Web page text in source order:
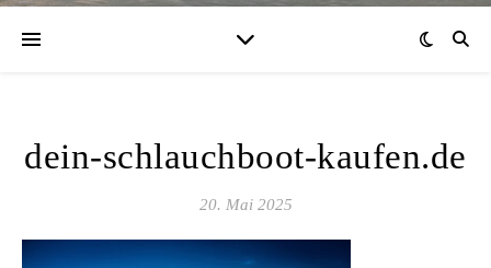
dein-schlauchboot-kaufen.de
20. Mai 2025